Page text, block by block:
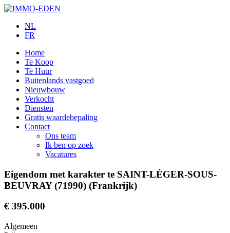
NL
FR
Home
Te Koop
Te Huur
Buitenlands vastgoed
Nieuwbouw
Verkocht
Diensten
Gratis waardebepaling
Contact
Ons team
Ik ben op zoek
Vacatures
Eigendom met karakter te SAINT-LÉGER-SOUS-
BEUVRAY (71990) (Frankrijk)
€ 395.000
Algemeen